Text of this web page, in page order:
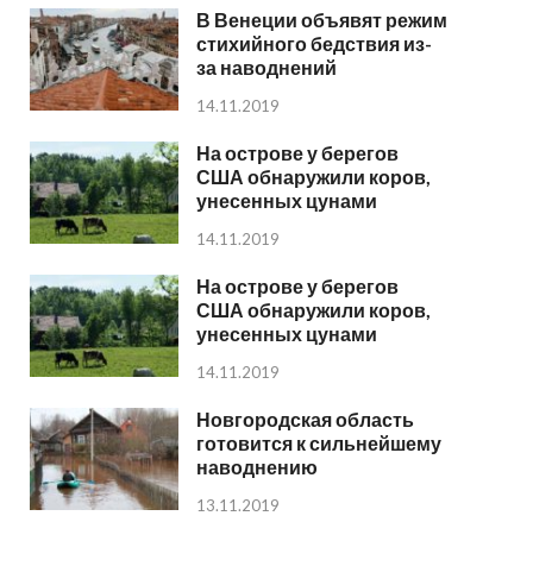
В Венеции объявят режим
стихийного бедствия из-
за наводнений
14.11.2019
На острове у берегов
США обнаружили коров,
унесенных цунами
14.11.2019
На острове у берегов
США обнаружили коров,
унесенных цунами
14.11.2019
Новгородская область
готовится к сильнейшему
наводнению
13.11.2019